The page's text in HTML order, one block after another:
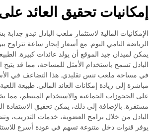
إمكانيات تحقيق العائد على
الإمكانيات المالية لاستثمار ملعب البادل تبدو
يمكن لميدان جيد الموقع أن يولد عائدات كبيرة.
البادل تسمح باستخدام الأمثل للمساحة، مما قد
في مساحة ملعب تنس تقليدي. هذا التضاعف في
مباشرة إلى زيادة إمكانات العائد المالي. طبيعة
على الحجوزات الجماعية والاستخدام المنتظم،
مستقرة. بالإضافة إلى ذلك، يمكن تحقيق الاستفادة
البادل من خلال برامج العضوية، خدمات التدريب،
يوفر قنوات دخل متنوعة تسهم في عودة أسرع